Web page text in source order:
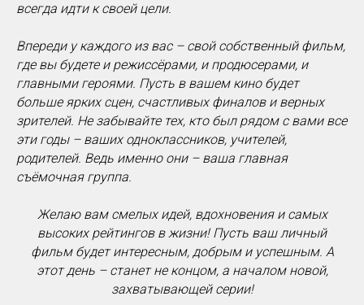
всегда идти к своей цели.
Впереди у каждого из вас – свой собственный фильм,
где вы будете и режиссёрами, и продюсерами, и
главными героями. Пусть в вашем кино будет
больше ярких сцен, счастливых финалов и верных
зрителей. Не забывайте тех, кто был рядом с вами все
эти годы – ваших одноклассников, учителей,
родителей. Ведь именно они – ваша главная
съёмочная группа.
Желаю вам смелых идей, вдохновения и самых
высоких рейтингов в жизни! Пусть ваш личный
фильм будет интересным, добрым и успешным. А
этот день – станет не концом, а началом новой,
захватывающей серии!